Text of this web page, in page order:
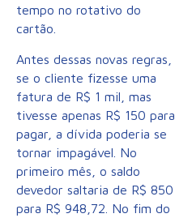
tempo no rotativo do
cartão.
Antes dessas novas regras,
se o cliente fizesse uma
fatura de R$ 1 mil, mas
tivesse apenas R$ 150 para
pagar, a dívida poderia se
tornar impagável. No
primeiro mês, o saldo
devedor saltaria de R$ 850
para R$ 948,72. No fim do